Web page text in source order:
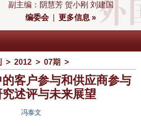
副主编：阴慧芳 贺小刚 刘建国
编委会|更多信息 »
> 2012 > 07期 >
客户参与和供应商参与
述评与未来展望
冯泰文